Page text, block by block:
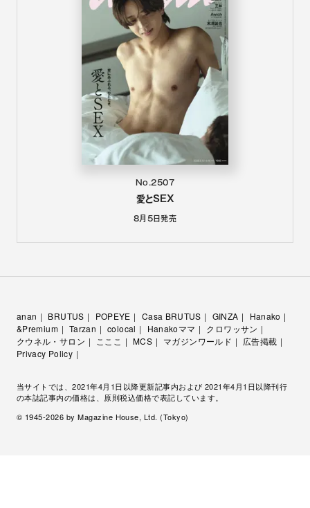
No.2507
愛とSEX
8月5日発売
anan BRUTUS POPEYE Casa BRUTUS GINZA
Hanako
&Premium
Tarzan colocal Hanakoママ
クロワッサン
クウネル・サロン
こここ MCS マガジンワールド
広告掲載
Privacy Policy
当サイトでは、2021年4月1日以降更新記事内および 2021年4月1日以降刊行
の本誌記事内の価格は、原則税込価格で表記しています。
© 1945-2026 by Magazine House, Ltd. (Tokyo)